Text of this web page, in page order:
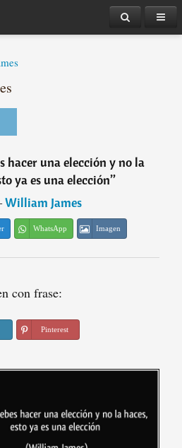
hacer una elección y no la
ya es una elección”
William James
WhatsApp Imagen
con frase:
Pinterest